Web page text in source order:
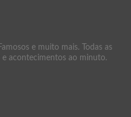
e muito mais. Todas as
acontecimentos ao minuto.